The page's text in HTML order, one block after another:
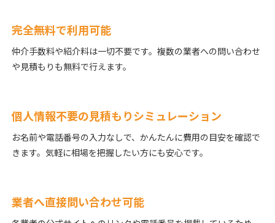
完全無料で利用可能
仲介手数料や紹介料は一切不要です。複数の業者への問い合わせ
や見積もりも無料で行えます。
個人情報不要の見積もりシミュレーション
お名前や電話番号の入力なしで、かんたんに費用の目安を確認で
きます。気軽に相場を把握したい方にも安心です。
業者へ直接問い合わせ可能